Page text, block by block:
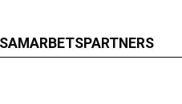
SAMARBETSPARTNERS